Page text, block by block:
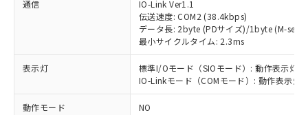
通信
IO-Link Ver1.1
伝送速度: COM2 (38.4kbps)
データ長: 2byte (PDサイズ)/1byte (M-
最小サイクルタイム: 2.3ms
表示灯
標準I/Oモード（SIOモード）: 動作表示灯(
IO-Linkモード（COMモード）: 動作表示
動作モード NO